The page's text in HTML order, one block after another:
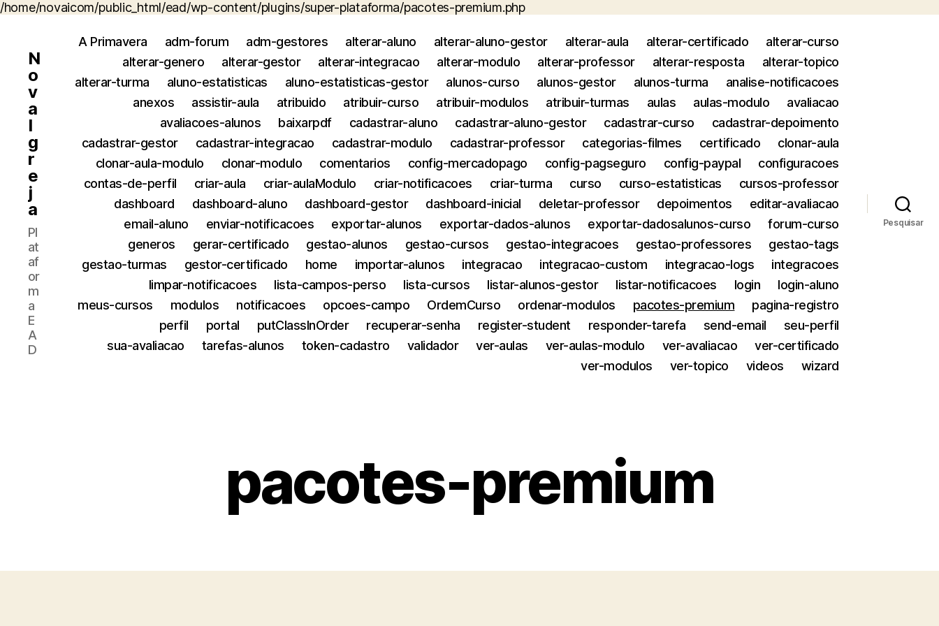
/home/novaicom/public_html/ead/wp-content/plugins/super-plataforma/pacotes-premium.php
N
o
v
a
I
g
r
e
j
a
Pl
at
af
or
m
a
E
A
D
A Primavera adm-forum adm-gestores alterar-aluno alterar-aluno-gestor alterar-aula alterar-certificado
alterar-curso
alterar-genero
alterar-gestor alterar-integracao alterar-modulo alterar-professor alterar-resposta
alterar-topico
alterar-turma
aluno-estatisticas aluno-estatisticas-gestor alunos-curso alunos-gestor alunos-turma
analise-notificacoes
anexos
assistir-aula atribuido atribuir-curso atribuir-modulos atribuir-turmas aulas aulas-modulo
avaliacao
avaliacoes-alunos
baixarpdf cadastrar-aluno cadastrar-aluno-gestor cadastrar-curso
cadastrar-depoimento
cadastrar-gestor
cadastrar-integracao cadastrar-modulo cadastrar-professor categorias-filmes certificado
clonar-aula
clonar-aula-modulo
clonar-modulo comentarios config-mercadopago config-pagseguro config-paypal
configuracoes
contas-de-perfil
criar-aula criar-aulaModulo criar-notificacoes criar-turma curso curso-estatisticas
cursos-professor
dashboard
dashboard-aluno dashboard-gestor dashboard-inicial deletar-professor depoimentos
editar-avaliacao
email-aluno
enviar-notificacoes exportar-alunos exportar-dados-alunos exportar-dadosalunos-curso
forum-curso
generos
gerar-certificado gestao-alunos gestao-cursos gestao-integracoes gestao-professores
gestao-tags
gestao-turmas
gestor-certificado home importar-alunos integracao integracao-custom integracao-logs
integracoes
limpar-notificacoes
lista-campos-perso lista-cursos listar-alunos-gestor listar-notificacoes login
login-aluno
meus-cursos
modulos notificacoes opcoes-campo OrdemCurso ordenar-modulos pacotes-premium
pagina-registro
perfil
portal putClassInOrder recuperar-senha register-student responder-tarefa send-email
seu-perfil
sua-avaliacao
tarefas-alunos token-cadastro validador ver-aulas ver-aulas-modulo ver-avaliacao
ver-certificado
ver-modulos
ver-topico videos wizard
Pesquisar
pacotes-premium